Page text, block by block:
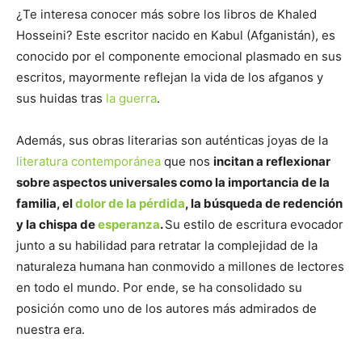
¿Te interesa conocer más sobre los libros de Khaled
Hosseini? Este escritor nacido en Kabul (Afganistán), es
conocido por el componente emocional plasmado en sus
escritos, mayormente reflejan la vida de los afganos y
sus huidas tras la guerra.
Además, sus obras literarias son auténticas joyas de la
literatura contemporánea que nos incitan a reflexionar
sobre aspectos universales como la importancia de la
familia, eldolor de la pérdida, la búsqueda de redención
y la chispa deesperanza.Su estilo de escritura evocador
junto a su habilidad para retratar la complejidad de la
naturaleza humana han conmovido a millones de lectores
en todo el mundo. Por ende, se ha consolidado su
posición como uno de los autores más admirados de
nuestra era.